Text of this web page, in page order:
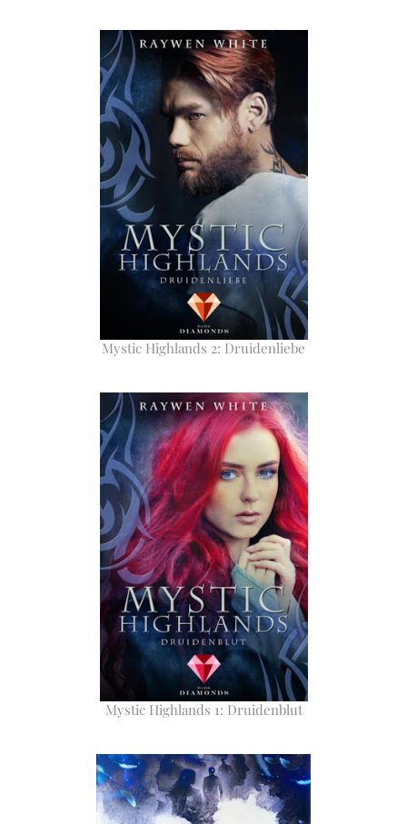
Mystic Highlands 2: Druidenliebe
Mystic Highlands 1: Druidenblut